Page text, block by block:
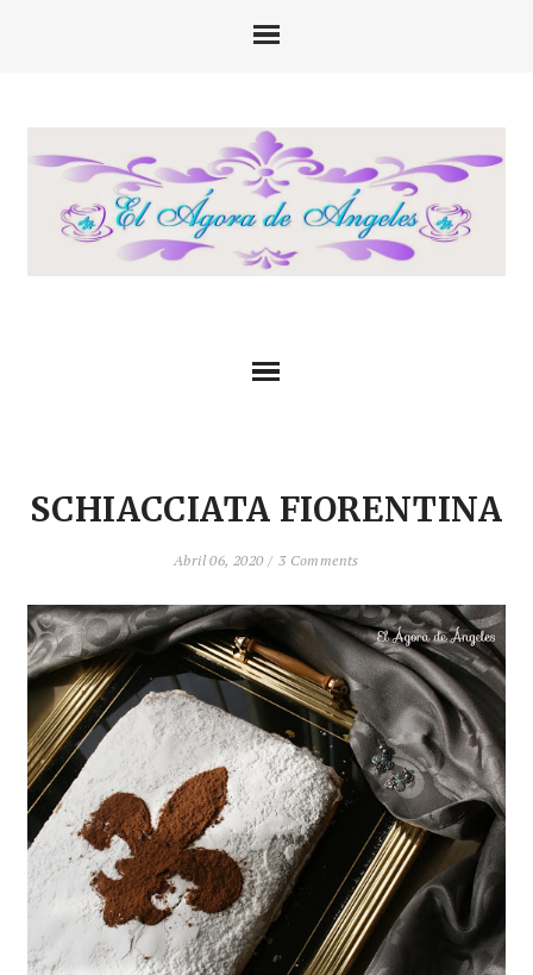
SCHIACCIATA FIORENTINA
Abril 06, 2020 / 3 Comments